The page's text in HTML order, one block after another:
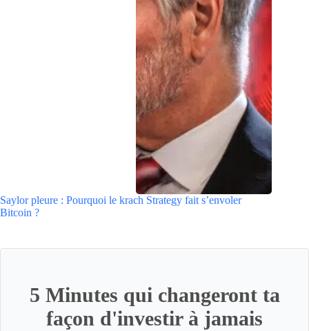
Saylor pleure : Pourquoi le krach Strategy fait s’envoler
Bitcoin ?
5 Minutes qui changeront ta
façon d'investir à jamais